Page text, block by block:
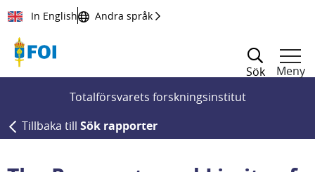
Till innehållet
In English Andra språk
Sök
Meny
Totalförsvarets forskningsinstitut
Tillbaka till Sök rapporter